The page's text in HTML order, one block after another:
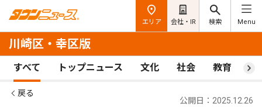
エリア 会社・IR 検索 Menu
川崎区・幸区版
すべて トップニュース 文化 社会 教育 ス
戻る
公開日：2025.12.26